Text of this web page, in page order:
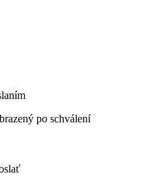
po schválení